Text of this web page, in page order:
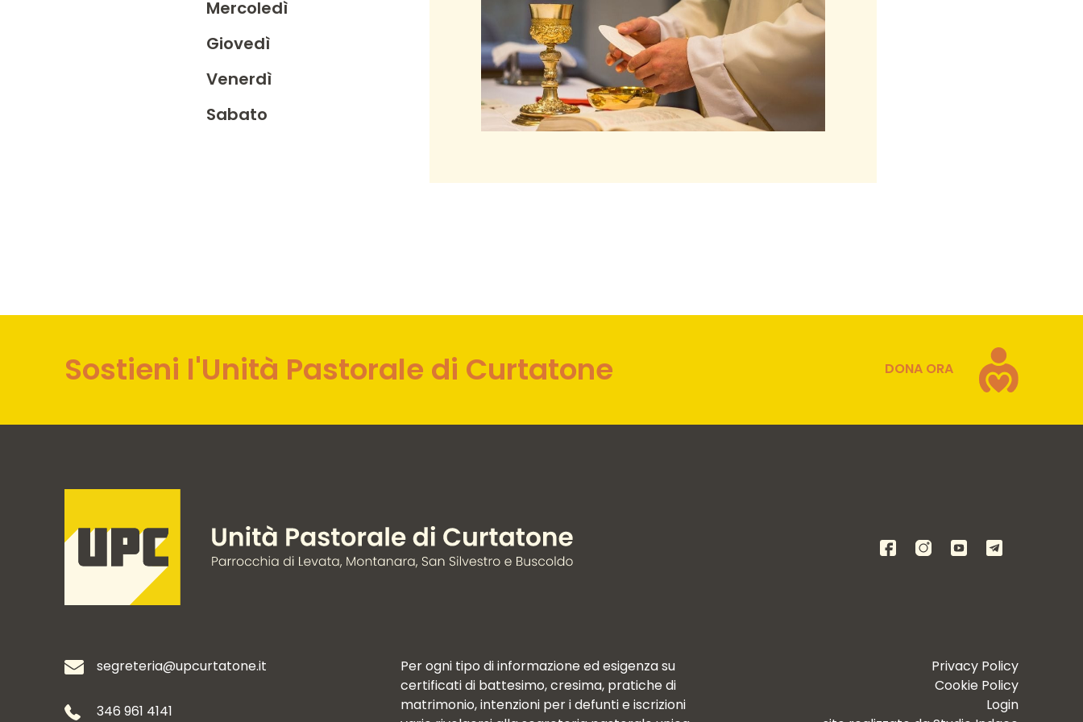
Mercoledì
Giovedì
Venerdì
Sabato
Sostieni l'Unità Pastorale di Curtatone DONA ORA
segreteria@upcurtatone.it
346 961 4141
Per ogni tipo di informazione ed esigenza su
certificati di battesimo, cresima, pratiche di
matrimonio, intenzioni per i defunti e iscrizioni
Privacy Policy
Cookie Policy
Login